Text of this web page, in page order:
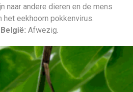
naar andere dieren en de mens
het eekhoorn pokkenvirus.
Afwezig.